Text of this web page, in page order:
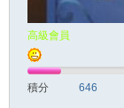
高級會員
積分 646